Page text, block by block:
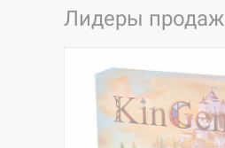
Лидеры продаж